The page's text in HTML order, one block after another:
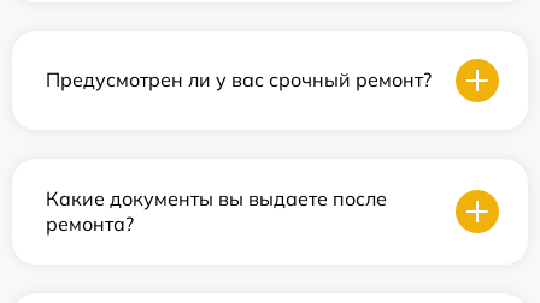
Предусмотрен ли у вас срочный ремонт?
Какие документы вы выдаете после
ремонта?